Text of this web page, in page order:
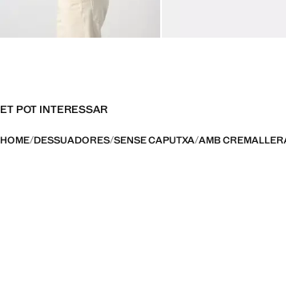
ET POT INTERESSAR
HOME DESSUADORES SENSE CAPUTXA AMB